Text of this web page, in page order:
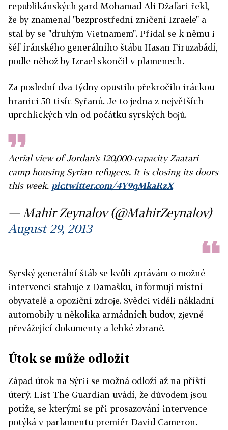
republikánských gard Mohamad Ali Džafari řekl,
že by znamenal "bezprostřední zničení Izraele" a
stal by se "druhým Vietnamem". Přidal se k němu i
šéf íránského generálního štábu Hasan Firuzabádí,
podle něhož by Izrael skončil v plamenech.
Za poslední dva týdny opustilo překročilo iráckou
hranici 50 tisíc Syřanů. Je to jedna z největších
uprchlických vln od počátku syrských bojů.
Aerial view of Jordan's 120,000-capacity Zaatari
camp housing Syrian refugees. It is closing its doors
this week. pic.twitter.com/4Y9qMkaRzX
— Mahir Zeynalov (@MahirZeynalov)
August 29, 2013
Syrský generální štáb se kvůli zprávám o možné
intervenci stahuje z Damašku, informují místní
obyvatelé a opoziční zdroje. Svědci viděli nákladní
automobily u několika armádních budov, zjevně
převážející dokumenty a lehké zbraně.
Útok se může odložit
Západ útok na Sýrii se možná odloží až na příští
úterý. List The Guardian uvádí, že důvodem jsou
potíže, se kterými se při prosazování intervence
potýká v parlamentu premiér David Cameron.